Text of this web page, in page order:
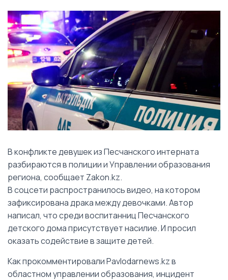
В конфликте девушек из Песчанского интерната
разбираются в полиции и Управлении образования
региона, сообщает Zakon.kz.
В соцсети распространилось видео, на котором
зафиксирована драка между девочками. Автор
написал, что среди воспитанниц Песчанского
детского дома присутствует насилие. И просил
оказать содействие в защите детей.
Как прокомментировали Pavlodarnews.kz в
областном управлении образования, инцидент